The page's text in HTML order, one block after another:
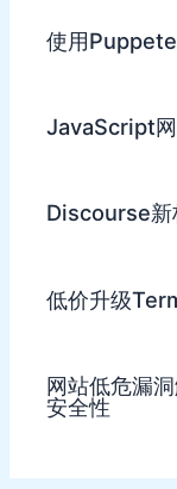
使用
JavaScript
Discourse新
低价升级
网站低危漏
安全性